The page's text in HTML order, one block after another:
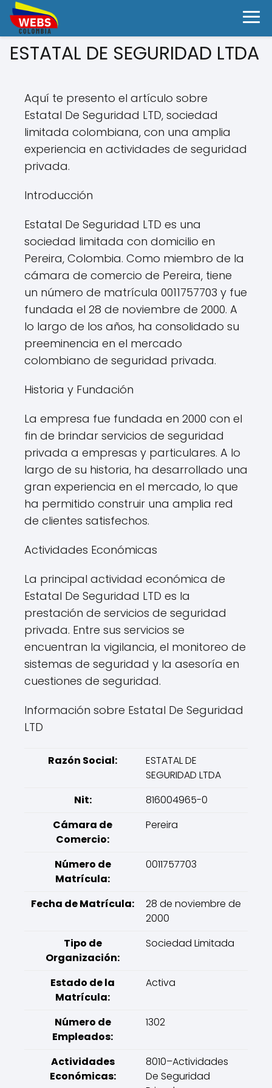
ESTATAL DE SEGURIDAD LTDA
Aquí te presento el artículo sobre
Estatal De Seguridad LTD, sociedad
limitada colombiana, con una amplia
experiencia en actividades de seguridad
privada.
Introducción
Estatal De Seguridad LTD es una
sociedad limitada con domicilio en
Pereira, Colombia. Como miembro de la
cámara de comercio de Pereira, tiene
un número de matrícula 0011757703 y fue
fundada el 28 de noviembre de 2000. A
lo largo de los años, ha consolidado su
preeminencia en el mercado
colombiano de seguridad privada.
Historia y Fundación
La empresa fue fundada en 2000 con el
fin de brindar servicios de seguridad
privada a empresas y particulares. A lo
largo de su historia, ha desarrollado una
gran experiencia en el mercado, lo que
ha permitido construir una amplia red
de clientes satisfechos.
Actividades Económicas
La principal actividad económica de
Estatal De Seguridad LTD es la
prestación de servicios de seguridad
privada. Entre sus servicios se
encuentran la vigilancia, el monitoreo de
sistemas de seguridad y la asesoría en
cuestiones de seguridad.
Información sobre Estatal De Seguridad
LTD
Razón Social:
ESTATAL DE
SEGURIDAD LTDA
Nit:
816004965-0
Cámara de
Comercio:
Pereira
Número de
Matrícula:
0011757703
Fecha de Matrícula:
28 de noviembre de
2000
Tipo de
Organización:
Sociedad Limitada
Estado de la
Matrícula:
Activa
Número de
Empleados:
1302
Actividades
Económicas:
8010–Actividades
De Seguridad